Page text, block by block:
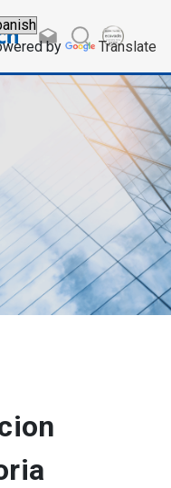
by Translate